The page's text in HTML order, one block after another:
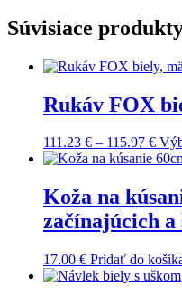
Súvisiace
Rukáv FOX
111.23 € – 115.97 €
Koža na
začínajúcich a
17.00 € Pridať do